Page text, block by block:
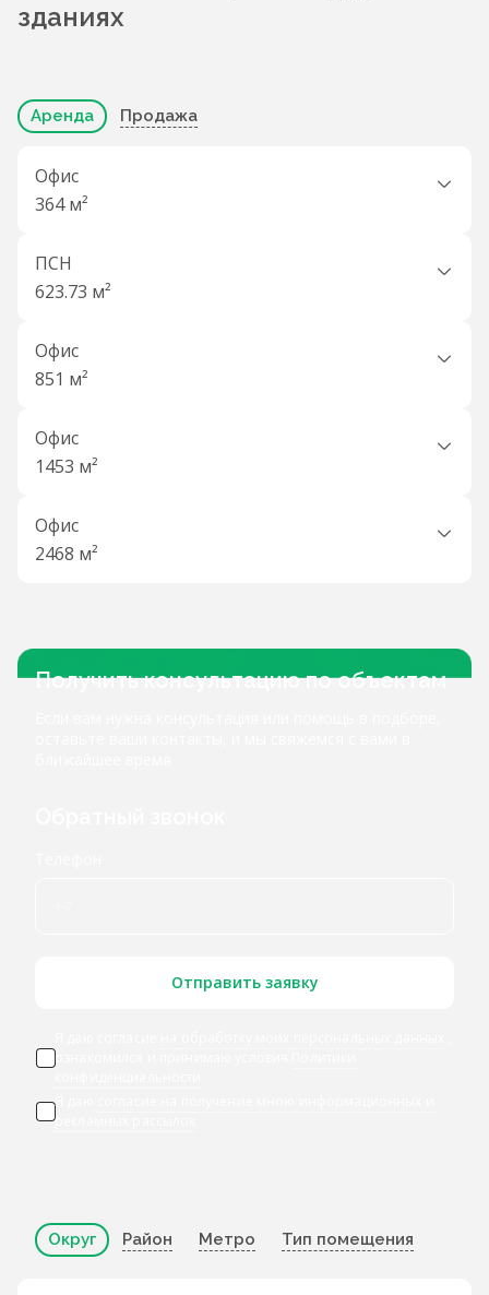
зданиях
Аренда Продажа
Офис
364 м²
ПСН
623.73 м²
Офис
851 м²
Офис
1453 м²
Офис
2468 м²
Получить консультацию по объектам
Отправить заявку
ознакомился и принимаю условия
Я даю
рекламных рассылок
Округ Район Метро Тип помещения